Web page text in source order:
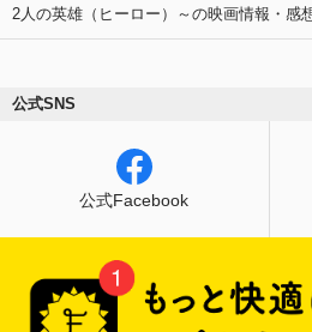
2人の英雄（ヒーロー）～の映画情報・感
公式SNS
公式Facebook